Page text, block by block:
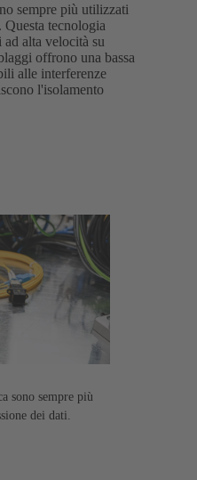
sempre più utilizzati
Questa tecnologia
ad alta velocità su
offrono una bassa
alle interferenze
l'isolamento
sono sempre più
dei dati.